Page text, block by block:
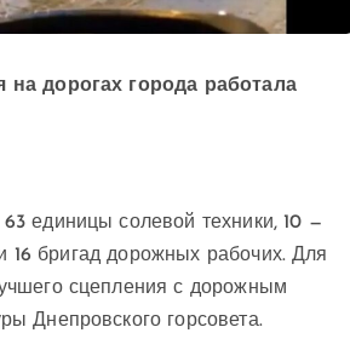
дорогах города работала
единицы солевой техники, 10 —
16 бригад дорожных рабочих. Для
сцепления с дорожным
Днепровского горсовета.